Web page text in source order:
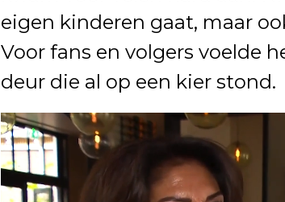
eigen kinderen gaat, maar
Voor fans en volgers voelde
deur die al op een kier stond.